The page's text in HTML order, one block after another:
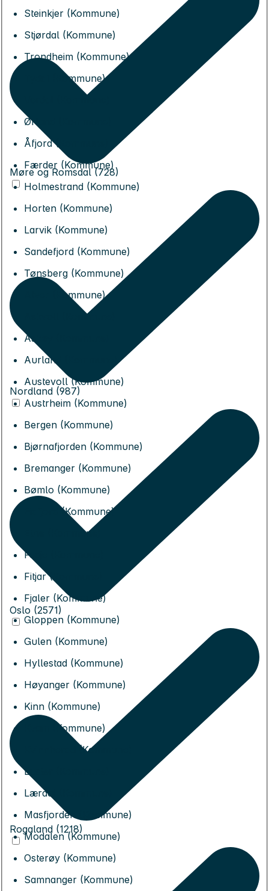
Steinkjer (Kommune)
Stjørdal (Kommune)
Trondheim (Kommune)
Tydal (Kommune)
Ørland (Kommune)
Åfjord (Kommune)
Færder (Kommune)
Holmestrand (Kommune)
Horten (Kommune)
Larvik (Kommune)
Sandefjord (Kommune)
Tønsberg (Kommune)
Alver (Kommune)
Askvoll (Kommune)
Askøy (Kommune)
Aurland (Kommune)
Austevoll (Kommune)
Austrheim (Kommune)
Bergen (Kommune)
Bjørnafjorden (Kommune)
Bremanger (Kommune)
Bømlo (Kommune)
Eidfjord (Kommune)
Etne (Kommune)
Fedje (Kommune)
Fitjar (Kommune)
Fjaler (Kommune)
Gloppen (Kommune)
Gulen (Kommune)
Hyllestad (Kommune)
Høyanger (Kommune)
Kinn (Kommune)
Kvam (Kommune)
Kvinnherad (Kommune)
Luster (Kommune)
Lærdal (Kommune)
Masfjorden (Kommune)
Modalen (Kommune)
Osterøy (Kommune)
Samnanger (Kommune)
Møre og Romsdal (728)
Nordland (987)
Oslo (2571)
Rogaland (1218)